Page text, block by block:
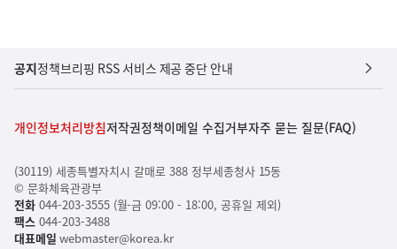
공지정책브리핑 RSS 서비스 제공 중단 안내
개인정보처리방침저작권정책이메일 수집거부자주 묻는 질문(FAQ)
(30119) 세종특별자치시 갈매로 388 정부세종청사 15동
© 문화체육관광부
전화044-203-3555 (월-금 09:00 - 18:00, 공휴일 제외)
팩스 044-203-3488
대표메일 webmaster@korea.kr